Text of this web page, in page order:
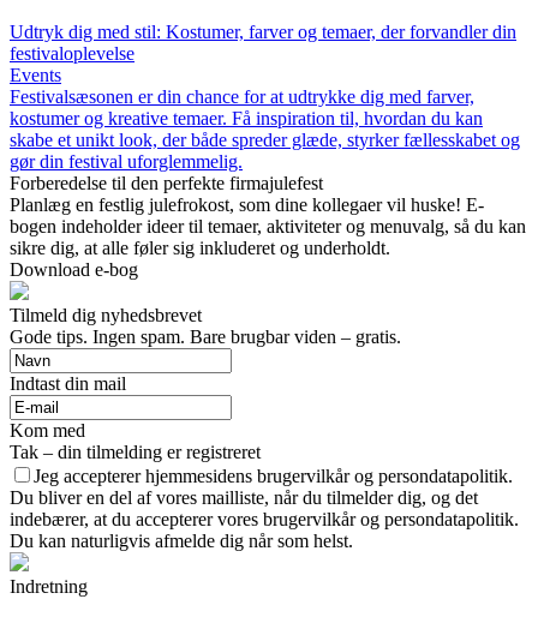
Udtryk dig med stil: Kostumer, farver og temaer, der forvandler din
festivaloplevelse
Events
Festivalsæsonen er din chance for at udtrykke dig med farver,
kostumer og kreative temaer. Få inspiration til, hvordan du kan
skabe et unikt look, der både spreder glæde, styrker fællesskabet og
gør din festival uforglemmelig.
Forberedelse til den perfekte firmajulefest
Planlæg en festlig julefrokost, som dine kollegaer vil huske! E-
bogen indeholder ideer til temaer, aktiviteter og menuvalg, så du kan
sikre dig, at alle føler sig inkluderet og underholdt.
Download e-bog
Tilmeld dig nyhedsbrevet
Gode tips. Ingen spam. Bare brugbar viden – gratis.
Indtast din mail
Kom med
Tak – din tilmelding er registreret
Jeg accepterer hjemmesidens brugervilkår og persondatapolitik.
Du bliver en del af vores mailliste, når du tilmelder dig, og det
indebærer, at du accepterer vores brugervilkår og persondatapolitik.
Du kan naturligvis afmelde dig når som helst.
Indretning